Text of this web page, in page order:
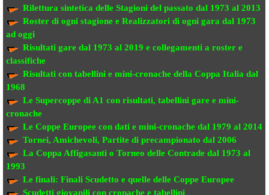
Rilettura sintetica delle Stagioni del passato dal 1973 al 2013
Roster di ogni stagione e Realizzatori di ogni gara dal 1973
ad oggi
Risultati gare dal 1973 al 2019 e collegamenti a roster e
classifiche
Risultati con tabellini e mini-cronache della Coppa Italia dal
1968
Le Supercoppe di A1 con risultati, tabellini gare e mini-
cronache
Le Coppe Europee con dati e mini-cronache dal 1979 al 2014
Tornei, Amichevoli, Partite di precampionato dal 2006
La Coppa Affigasanti o Torneo delle Contrade dal 1973 al
1993
Le finali: Finali Scudetto e quelle delle Coppe Europee
Scudetti giovanili con cronache e tabellini